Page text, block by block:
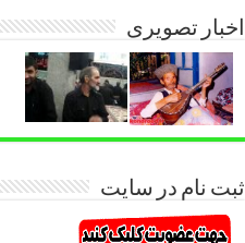
اخبار تصویری
ثبت نام در سایت